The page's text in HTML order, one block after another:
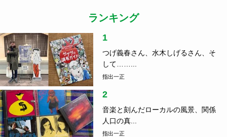
ランキング
1
つげ義春さん、水木しげるさん、そ
して……...
指出一正
2
音楽と刻んだローカルの風景、関係
人口の真...
指出一正